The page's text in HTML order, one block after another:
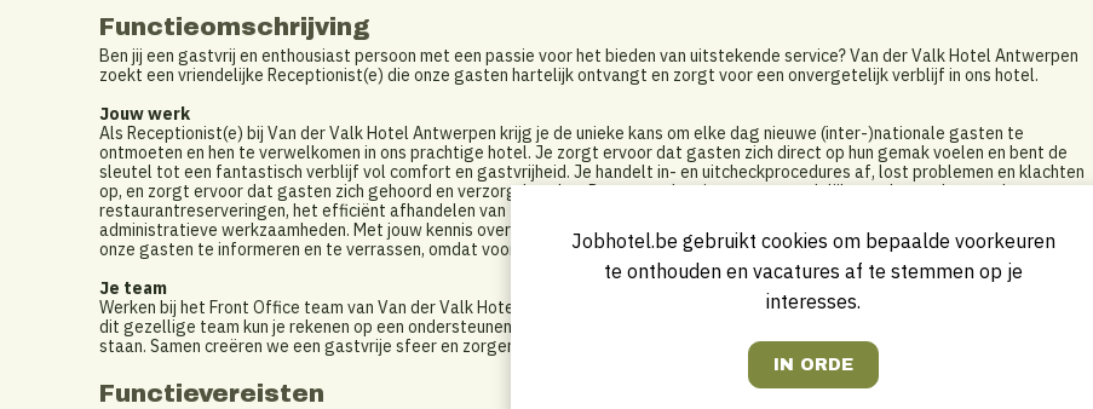
Functieomschrijving
Ben jij een gastvrij en enthousiast persoon met een passie voor het bieden van uitstekende service? Van der Valk Hotel Antwerpen
zoekt een vriendelijke Receptionist(e) die onze gasten hartelijk ontvangt en zorgt voor een onvergetelijk verblijf in ons hotel.
Jouw werk
Als Receptionist(e) bij Van der Valk Hotel Antwerpen krijg je de unieke kans om elke dag nieuwe (inter-)nationale gasten te
ontmoeten en hen te verwelkomen in ons prachtige hotel. Je zorgt ervoor dat gasten zich direct op hun gemak voelen en bent de
sleutel tot een fantastisch verblijf vol comfort en gastvrijheid. Je handelt in- en uitcheckprocedures af, lost problemen en klachten
op, en zorgt ervoor dat gasten zich gehoord en verzorgd voelen. Daarnaast ben je verantwoordelijk voor het maken van kamer- en
restaurantreserveringen, het efficiënt afhandelen van zowel in- als extern telefoon- en e-mailverkeer, en het verrichten van diverse
administratieve werkzaamheden. Met jouw kennis over de faciliteiten van het hotel en de omgeving, ga je net dat stapje verder om
onze gasten te informeren en te verrassen, omdat voor jou gastvrijheid vanzelfsprekend is.
Je team
Werken bij het Front Office team van Van der Valk Hotel Antwerpen betekent deel uitmaken van een warm en hecht familiebedrijf. In
dit gezellige team kun je rekenen op een ondersteunende en vertrouwde werkomgeving, waar teamwork en collegialiteit centraal
staan. Samen creëren we een gastvrije sfeer en zorgen we ervoor dat elke gast zich thuis voelt in ons hotel. .
Functievereisten
Jobhotel.be gebruikt cookies om bepaalde voorkeuren
te onthouden en vacatures af te stemmen op je
interesses.